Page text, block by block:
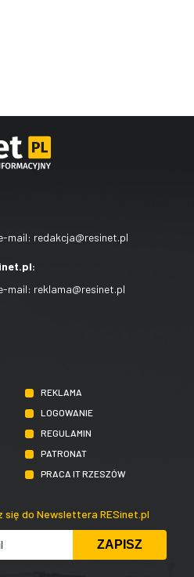
mail: redakcja@resinet.pl
mail: reklama@resinet.pl
REKLAMA
LOGOWANIE
REGULAMIN
PATRONAT
PRACA IT RZESZÓW
się do Newslettera RESinet.pl